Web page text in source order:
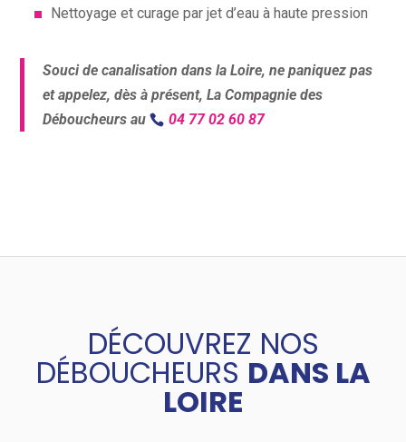
Nettoyage et curage par jet d’eau à haute pression
Souci de canalisation dans la Loire, ne paniquez pas
et appelez, dès à présent, La Compagnie des
Déboucheurs au
04 77 02 60 87
DÉCOUVREZ NOS
DÉBOUCHEURS DANS LA
LOIRE